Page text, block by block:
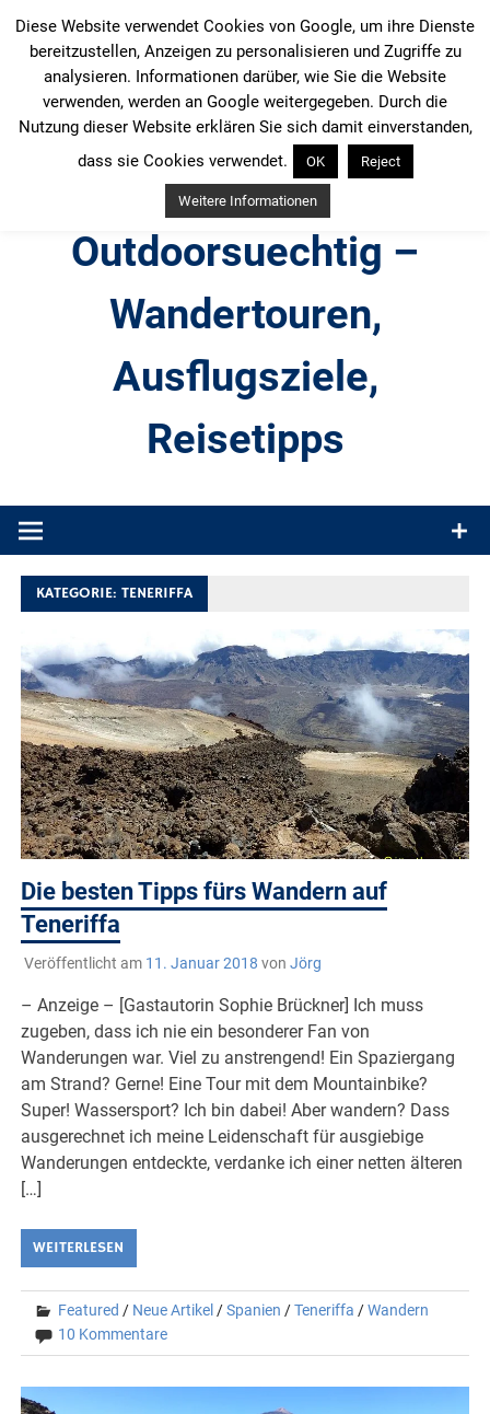
Inhalt
springen
Outdoorsuechtig –
Wandertouren,
Ausflugsziele,
Reisetipps
Produkttests und Buchrezensionen. Ein Blog für alle, die gern
KATEGORIE:TENERIFFA
Die besten Tipps fürs Wandern auf
Teneriffa
Veröffentlicht am 11. Januar 2018 von Jörg
– Anzeige – [Gastautorin Sophie Brückner] Ich muss
zugeben, dass ich nie ein besonderer Fan von
Wanderungen war. Viel zu anstrengend! Ein Spaziergang
am Strand? Gerne! Eine Tour mit dem Mountainbike?
Super! Wassersport? Ich bin dabei! Aber wandern? Dass
ausgerechnet ich meine Leidenschaft für ausgiebige
Wanderungen entdeckte, verdanke ich einer netten älteren
[…]
WEITERLESEN
Featured / Neue Artikel /Spanien /Teneriffa /Wandern
10 Kommentare
Diese Website verwendet Cookies von Google, um ihre Dienste
bereitzustellen, Anzeigen zu personalisieren und Zugriffe zu
analysieren. Informationen darüber, wie Sie die Website
verwenden, werden an Google weitergegeben. Durch die
Nutzung dieser Website erklären Sie sich damit einverstanden,
dass sie Cookies verwendet.
OK Reject
Weitere Informationen